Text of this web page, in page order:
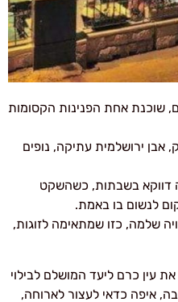
שוכנת אחת הפנינות הקסומות
אבן ירושלמית עתיקה, נופים
דווקא בשבתות, כשהשקט
לנשום בו באמת.
שלמה, כזו שמתאימה לזוגות,
עין כרם ליעד המושלם לבילוי
איפה כדאי לעצור לארוחה,